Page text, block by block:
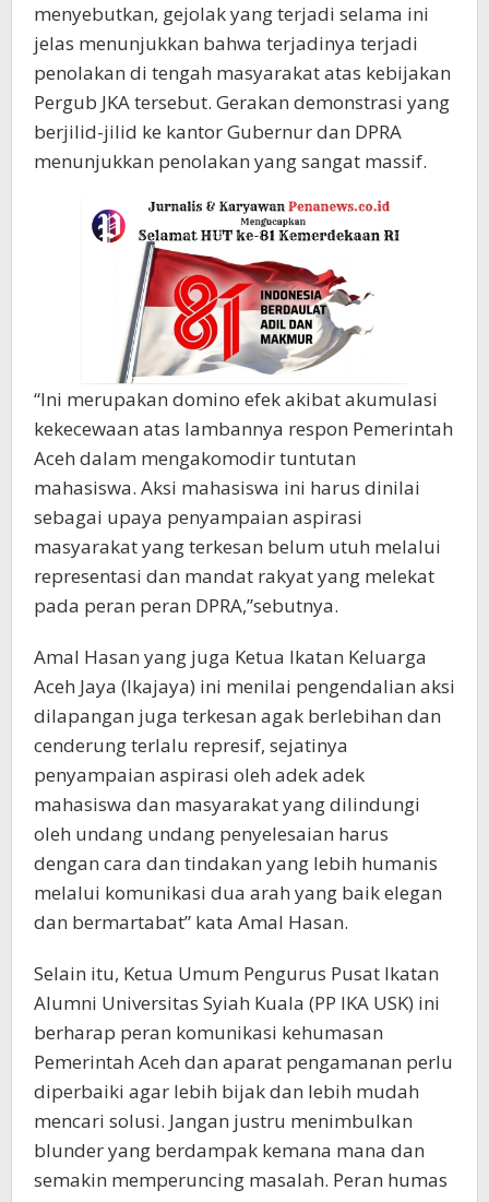
menyebutkan, gejolak yang terjadi selama ini
jelas menunjukkan bahwa terjadinya terjadi
penolakan di tengah masyarakat atas kebijakan
Pergub JKA tersebut. Gerakan demonstrasi yang
berjilid-jilid ke kantor Gubernur dan DPRA
menunjukkan penolakan yang sangat massif.
“Ini merupakan domino efek akibat akumulasi
kekecewaan atas lambannya respon Pemerintah
Aceh dalam mengakomodir tuntutan
mahasiswa. Aksi mahasiswa ini harus dinilai
sebagai upaya penyampaian aspirasi
masyarakat yang terkesan belum utuh melalui
representasi dan mandat rakyat yang melekat
pada peran peran DPRA,”sebutnya.
Amal Hasan yang juga Ketua Ikatan Keluarga
Aceh Jaya (Ikajaya) ini menilai pengendalian aksi
dilapangan juga terkesan agak berlebihan dan
cenderung terlalu represif, sejatinya
penyampaian aspirasi oleh adek adek
mahasiswa dan masyarakat yang dilindungi
oleh undang undang penyelesaian harus
dengan cara dan tindakan yang lebih humanis
melalui komunikasi dua arah yang baik elegan
dan bermartabat” kata Amal Hasan.
Selain itu, Ketua Umum Pengurus Pusat Ikatan
Alumni Universitas Syiah Kuala (PP IKA USK) ini
berharap peran komunikasi kehumasan
Pemerintah Aceh dan aparat pengamanan perlu
diperbaiki agar lebih bijak dan lebih mudah
mencari solusi. Jangan justru menimbulkan
blunder yang berdampak kemana mana dan
semakin memperuncing masalah. Peran humas